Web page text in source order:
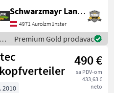
od poliestera
staklenim
s poklopcem na
Schwarzmayr Landtechnik GmbH - Aurolzmünster
4971 Aurolzmünster
i
Premium Gold prodavac
490 €
sa PDV-om
433,63 €
neto
2010